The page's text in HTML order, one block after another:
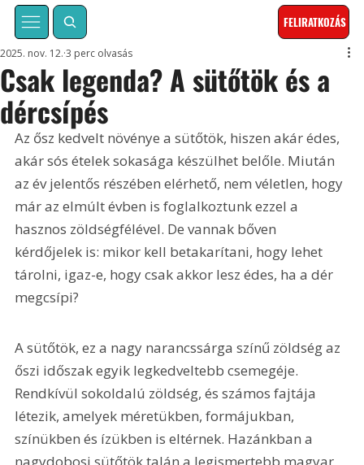
FELIRATKOZÁS
Csak legenda? A sütőtök és a
dércsípés
2025. nov. 12. 3 perc olvasás
Az ősz kedvelt növénye a sütőtök, hiszen akár édes,
akár sós ételek sokasága készülhet belőle. Miután
az év jelentős részében elérhető, nem véletlen, hogy
már az elmúlt évben is foglalkoztunk ezzel a
hasznos zöldségfélével. De vannak bőven
kérdőjelek is: mikor kell betakarítani, hogy lehet
tárolni, igaz-e, hogy csak akkor lesz édes, ha a dér
megcsípi?
A sütőtök, ez a nagy narancssárga színű zöldség az
őszi időszak egyik legkedveltebb csemegéje.
Rendkívül sokoldalú zöldség, és számos fajtája
létezik, amelyek méretükben, formájukban,
színükben és ízükben is eltérnek. Hazánkban a
nagydobosi sütőtök talán a legismertebb magyar